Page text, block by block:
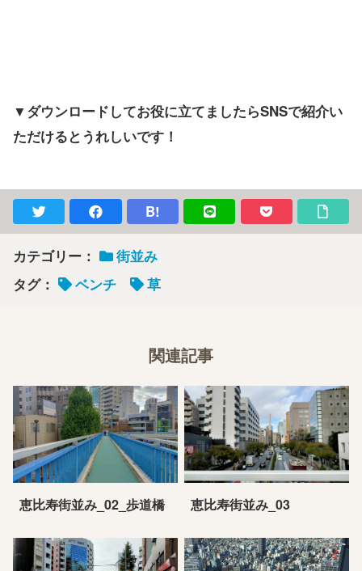
▼ダウンロードしてお役に立てましたらSNSで紹介い
ただけるとうれしいです！
B!
カテゴリー：
街並み
タグ：
ベンチ 草
関連記事
恵比寿街並み_02_歩道橋 恵比寿街並み_03